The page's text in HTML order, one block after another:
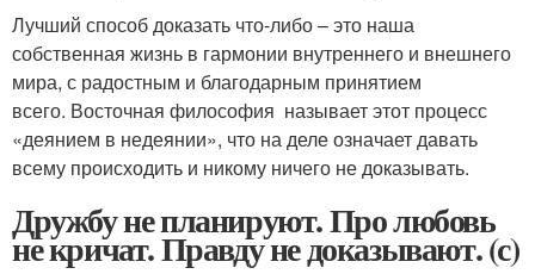
Лучший способ доказать что-либо – это наша
собственная жизнь в гармонии внутреннего и внешнего
мира, с радостным и благодарным принятием
всего. Восточная философия называет этот процесс
«деянием в недеянии», что на деле означает давать
всему происходить и никому ничего не доказывать.
Дружбу не планируют. Про любовь
не кричат. Правду не доказывают. (с)